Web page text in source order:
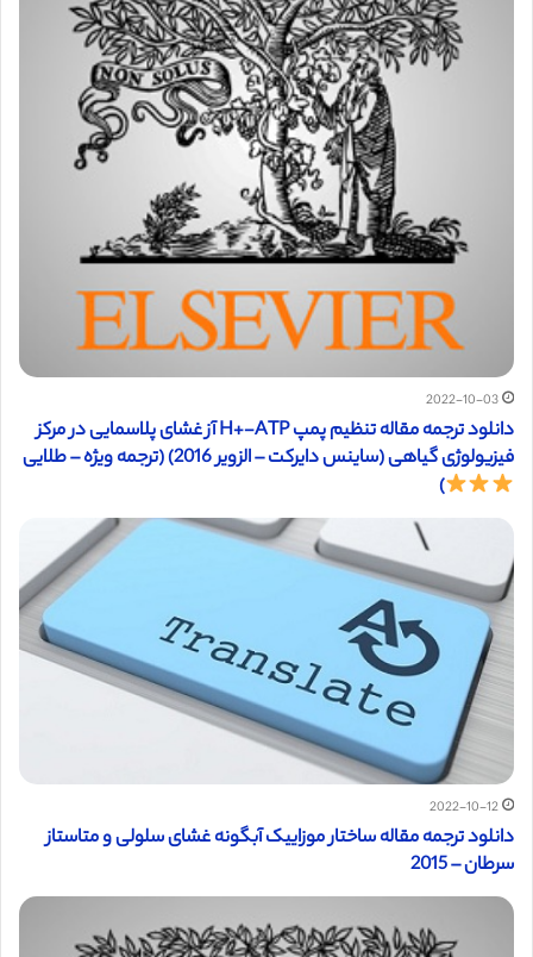
2022-10-03
دانلود ترجمه مقاله تنظیم پمپ H+-ATP آز غشای پلاسمایی در مرکز
فیزیولوژی گیاهی (ساینس دایرکت – الزویر 2016) (ترجمه ویژه – طلایی
)
2022-10-12
دانلود ترجمه مقاله ساختار موزاییک آبگونه غشای سلولی و متاستاز
سرطان – 2015